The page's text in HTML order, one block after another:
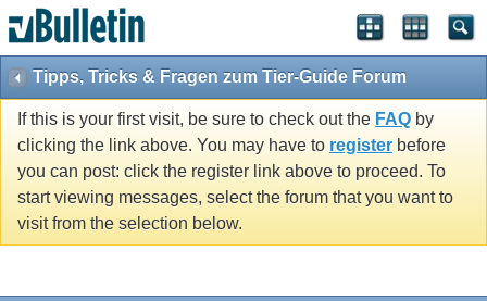
Tipps, Tricks & Fragen zum Tier-Guide Forum
If this is your first visit, be sure to check out the FAQ by
clicking the link above. You may have to register before
you can post: click the register link above to proceed. To
start viewing messages, select the forum that you want to
visit from the selection below.